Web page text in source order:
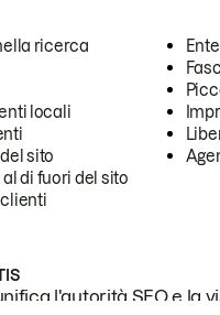
ricerca
locali
sito
di fuori del sito
l'autorità SEO e la